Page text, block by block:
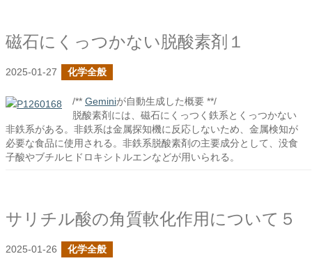
磁石にくっつかない脱酸素剤１
2025-01-27 化学全般
/** Geminiが自動生成した概要 **/
脱酸素剤には、磁石にくっつく鉄系とくっつかない
非鉄系がある。非鉄系は金属探知機に反応しないため、金属検知が
必要な食品に使用される。非鉄系脱酸素剤の主要成分として、没食
子酸やブチルヒドロキシトルエンなどが用いられる。
サリチル酸の角質軟化作用について５
2025-01-26 化学全般